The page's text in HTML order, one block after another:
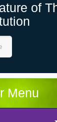
of
Menu